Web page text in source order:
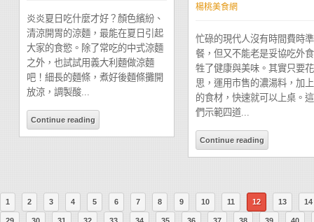
炎炎夏日吃什麼才好？顏色繽紛、
清涼開胃的涼麵，最能在夏日引起
大家的食慾。除了常吃的中式涼麵
之外，也試試用義大利麵做涼麵
吧！細長的麵條，煮好後麵條攤開
放涼，調製酸...
Continue reading
楊桃美食網
忙碌的現代人沒有時間費時
餐，但又不能老是妥協吃外
牲了健康與美味。其實只要
思，運用市售的濃湯料，加
的食材，快速就可以上桌。
們示範四道...
Continue reading
1 2 3 4 5 6 7 8 9 10 11 12 13 14